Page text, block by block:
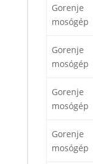
Gorenje
mosógép
Gorenje
mosógép
Gorenje
mosógép
Gorenje
mosógép